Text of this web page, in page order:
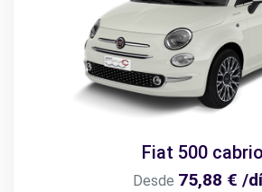
Fiat 500 cabrio
Desde 75,88 € /